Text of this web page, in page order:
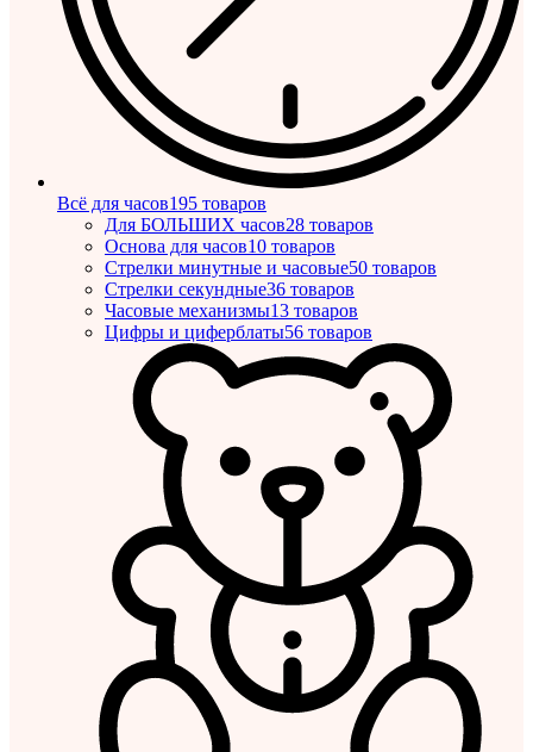
Всё для часов195 товаров
Для БОЛЬШИХ часов28 товаров
Основа для часов10 товаров
Стрелки минутные и часовые50 товаров
Стрелки секундные36 товаров
Часовые механизмы13 товаров
Цифры и циферблаты56 товаров